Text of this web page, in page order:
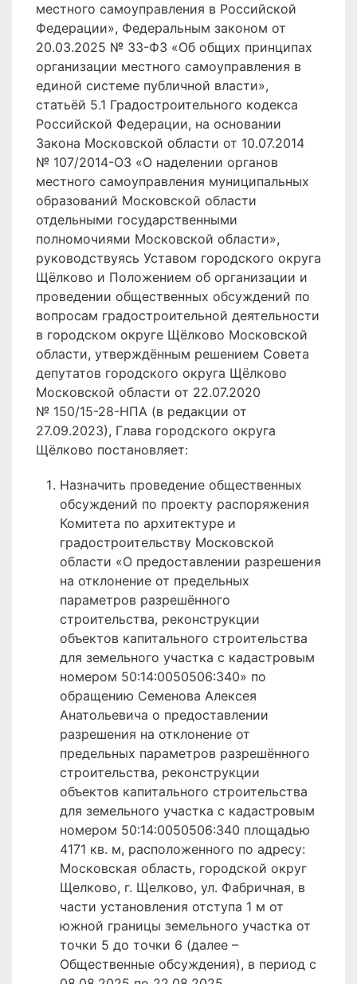
местного самоуправления в Российской
Федерации», Федеральным законом от
20.03.2025 № 33-ФЗ «Об общих принципах
организации местного самоуправления в
единой системе публичной власти»,
статьёй 5.1 Градостроительного кодекса
Российской Федерации, на основании
Закона Московской области от 10.07.2014
№ 107/2014-ОЗ «О наделении органов
местного самоуправления муниципальных
образований Московской области
отдельными государственными
полномочиями Московской области»,
руководствуясь Уставом городского округа
Щёлково и Положением об организации и
проведении общественных обсуждений по
вопросам градостроительной деятельности
в городском округе Щёлково Московской
области, утверждённым решением Совета
депутатов городского округа Щёлково
Московской области от 22.07.2020
№ 150/15-28-НПА (в редакции от
27.09.2023), Глава городского округа
Щёлково постановляет:
Назначить проведение общественных
обсуждений по проекту распоряжения
Комитета по архитектуре и
градостроительству Московской
области «О предоставлении разрешения
на отклонение от предельных
параметров разрешённого
строительства, реконструкции
объектов капитального строительства
для земельного участка с кадастровым
номером 50:14:0050506:340» по
обращению Семенова Алексея
Анатольевича о предоставлении
разрешения на отклонение от
предельных параметров разрешённого
строительства, реконструкции
объектов капитального строительства
для земельного участка с кадастровым
номером 50:14:0050506:340 площадью
4171 кв. м, расположенного по адресу:
Московская область, городской округ
Щелково, г. Щелково, ул. Фабричная, в
части установления отступа 1 м от
южной границы земельного участка от
точки 5 до точки 6 (далее –
Общественные обсуждения), в период с